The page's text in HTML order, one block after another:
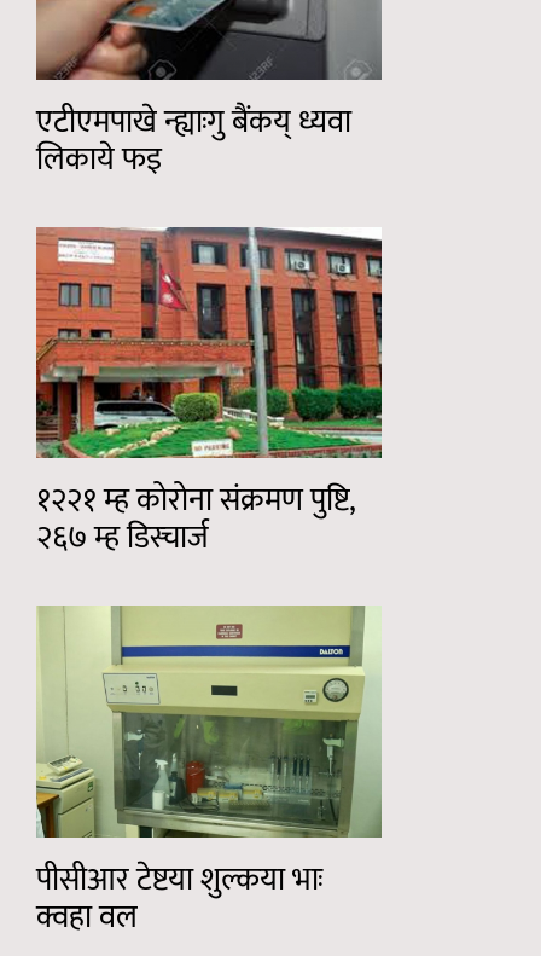
एटीएमपाखे न्ह्याःगु बैंकय् ध्यवा
लिकाये फइ
१२२१ म्ह कोरोना संक्रमण पुष्टि,
२६७ म्ह डिस्चार्ज
पीसीआर टेष्टया शुल्कया भाः
क्वहा वल